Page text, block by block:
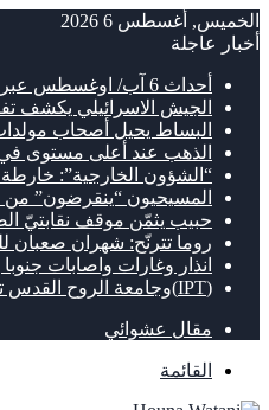
الخميس, أغسطس 6 2026
أخبار عاجلة
أحداث 6 آب/ اوغسطس عبر التاريخ
الجيش الاسرائيلي
البساط يحيل أصحاب مولدات
الذهب عند أعلى مستوى في 7 أسابيع… وآمال إعادة فتح هرمز تعزز
“الشؤون الخارجية”: خارطة
المسيحيون “ينقرضون” من
حبيب يثمّن موقف نقابتيّ
روما تترنّح: شهران صعبان
انذار وغارات واصابات
(IPT)وجامعة الروح القدس توقّعان مذكرة تفاهم لإنشاء مركز متطور للتنقل الكهربائي
مقال عشوائي
القائمة